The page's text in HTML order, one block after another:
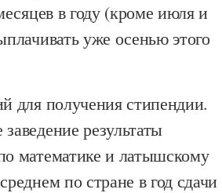
в году (кроме июля и
уже осенью этого
для получения стипендии.
результаты
математике и латышскому
по стране в год сдачи